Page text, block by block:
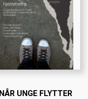
NÅR UNGE FLYTTER